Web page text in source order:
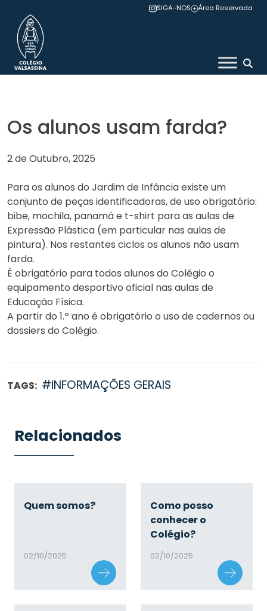
content
SIGA-NOS Área Reservada
Colégio Valsassina
Os alunos usam farda?
2 de Outubro, 2025
Para os alunos do Jardim de Infância existe um
conjunto de peças identificadoras, de uso obrigatório:
bibe, mochila, panamá e t-shirt para as aulas de
Expressão Plástica (em particular nas aulas de
pintura). Nos restantes ciclos os alunos não usam
farda.
É obrigatório para todos alunos do Colégio o
equipamento desportivo oficial nas aulas de
Educação Física.
A partir do 1.º ano é obrigatório o uso de cadernos ou
dossiers do Colégio.
TAGS: #INFORMAÇÕES GERAIS
Relacionados
Quem somos?
02/10/2025
Como posso
conhecer o
Colégio?
02/10/2025